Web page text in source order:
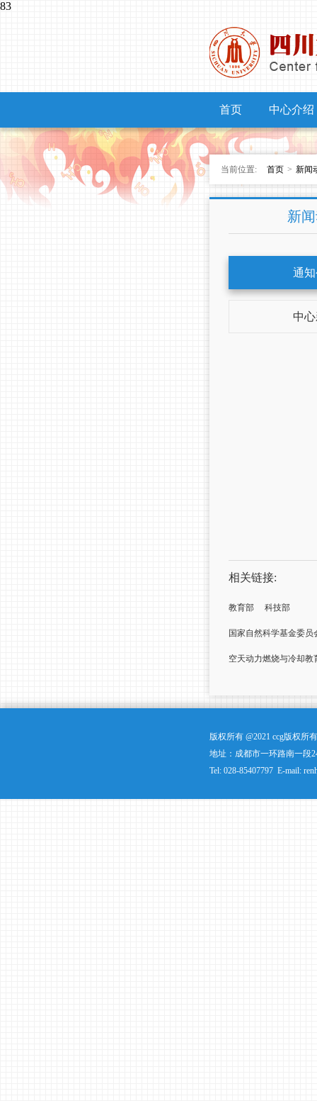
83
首页 中心介绍
当前位置: 首页 > 新闻
新
通
中
相关链接:
教育部 科技部
国家自然科学基金委员
空天动力燃烧与冷却教
版权所有 @2021 ccg版权所
地址：成都市一环路南一段
Tel: 028-85407797 E-mail: